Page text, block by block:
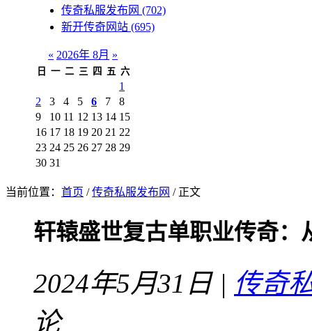
传奇私服发布网 (702)
新开传奇网站 (695)
« 2026年 8月 »
日 一 二 三 四 五 六
1
2
3 4 5 6 7
8
9
10 11 12 13 14 15
16 17 18 19 20 21 22
23 24 25 26 27 28 29
30 31
当前位置： 首页 /传奇私服发布网 / 正文
轩辕盛世复古单职业传奇
2024年5月31日 | 传奇
论